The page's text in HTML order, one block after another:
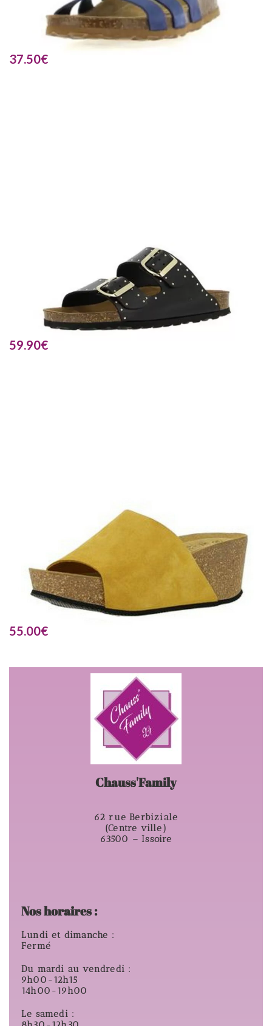
37.50€
59.90€
55.00€
Chauss'Family
62 rue Berbiziale
(Centre ville)
63500 – Issoire
Nos horaires :
Lundi et dimanche :
Fermé
Du mardi au vendredi :
9h00-12h15
14h00-19h00
Le samedi :